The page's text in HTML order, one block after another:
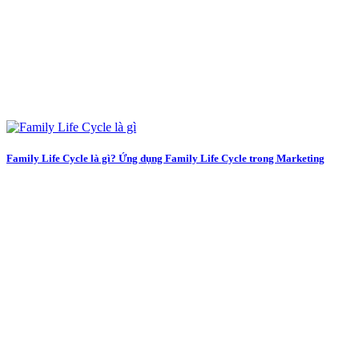
Family Life Cycle là gì? Ứng dụng Family Life Cycle trong Marketing